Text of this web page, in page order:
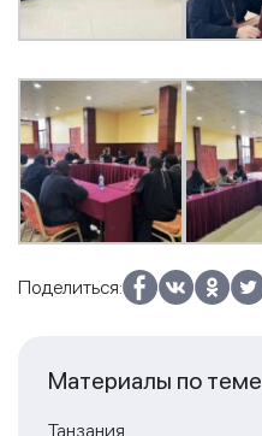
Поделиться:
Материалы по теме
Танзания